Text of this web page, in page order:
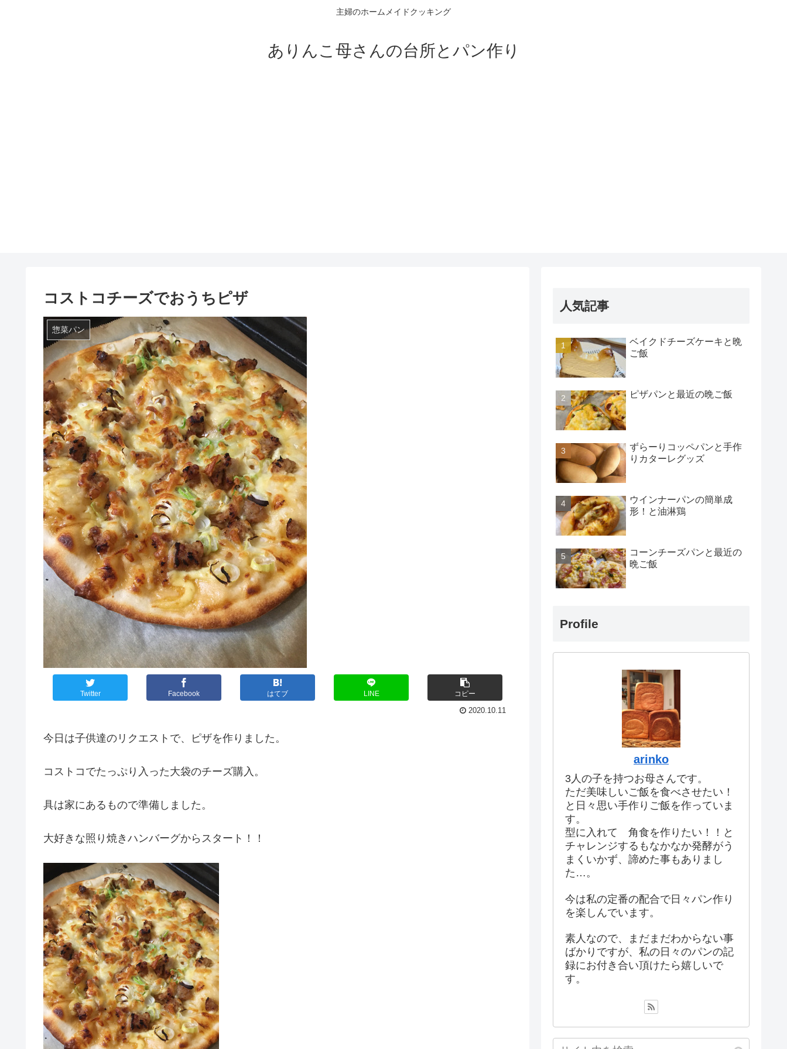
主婦のホームメイドクッキング
ありんこ母さんの台所とパン作り
コストコチーズでおうちピザ
惣菜パン
Twitter Facebook はてブ LINE コピー
2020.10.11
今日は子供達のリクエストで、ピザを作りました。
コストコでたっぷり入った大袋のチーズ購入。
具は家にあるもので準備しました。
大好きな照り焼きハンバーグからスタート！！
人気記事
ベイクドチーズケーキと晩
ご飯
ピザパンと最近の晩ご飯
ずらーりコッペパンと手作
りカターレグッズ
ウインナーパンの簡単成
形！と油淋鶏
コーンチーズパンと最近の
晩ご飯
Profile
arinko
3人の子を持つお母さんです。
ただ美味しいご飯を食べさせたい！
と日々思い手作りご飯を作っていま
す。
型に入れて 角食を作りたい！！と
チャレンジするもなかなか発酵がう
まくいかず、諦めた事もありまし
た…。
今は私の定番の配合で日々パン作り
を楽しんでいます。
素人なので、まだまだわからない事
ばかりですが、私の日々のパンの記
録にお付き合い頂けたら嬉しいで
す。